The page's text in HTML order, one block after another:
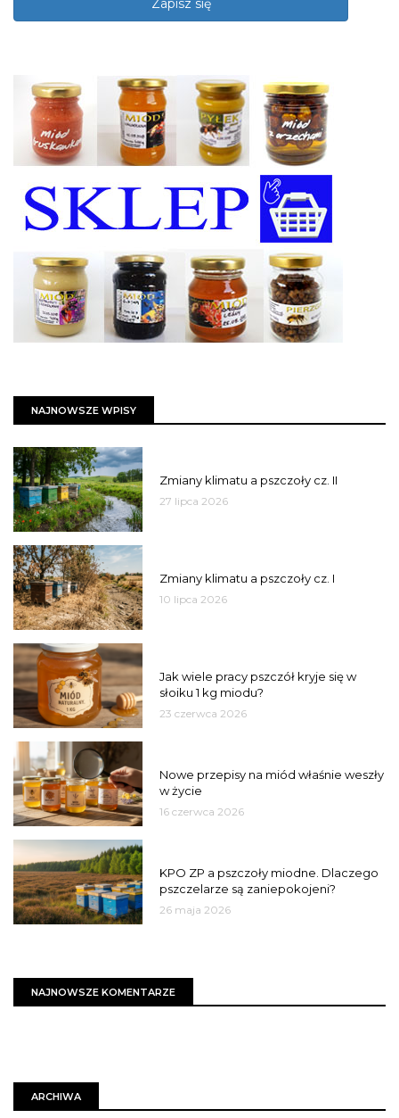
NAJNOWSZE WPISY
Zmiany klimatu a pszczoły cz. II
27 lipca 2026
Zmiany klimatu a pszczoły cz. I
10 lipca 2026
Jak wiele pracy pszczół kryje się w
słoiku 1 kg miodu?
23 czerwca 2026
Nowe przepisy na miód właśnie weszły
w życie
16 czerwca 2026
KPO ZP a pszczoły miodne. Dlaczego
pszczelarze są zaniepokojeni?
26 maja 2026
NAJNOWSZE KOMENTARZE
ARCHIWA